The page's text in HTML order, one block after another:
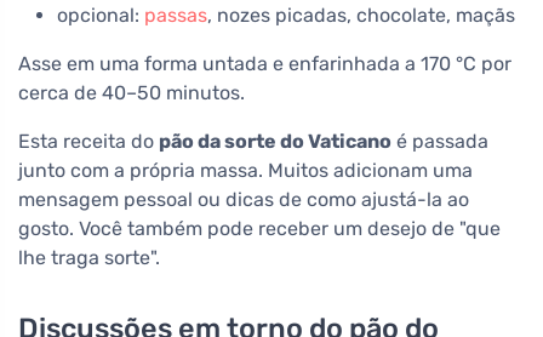
opcional: passas, nozes picadas, chocolate, maçãs
Asse em uma forma untada e enfarinhada a 170 °C por
cerca de 40–50 minutos.
Esta receita do pão da sorte do Vaticano é passada
junto com a própria massa. Muitos adicionam uma
mensagem pessoal ou dicas de como ajustá-la ao
gosto. Você também pode receber um desejo de "que
lhe traga sorte".
Discussões em torno do pão do